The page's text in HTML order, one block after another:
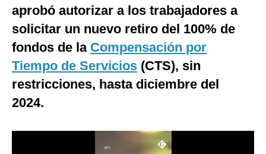
EEUU
México
Internacional
Tecnología
aprobó autorizar a los trabajadores a
solicitar un nuevo retiro del 100% de
fondos de la Compensación por
Tiempo de Servicios (CTS), sin
restricciones, hasta diciembre del
2024.